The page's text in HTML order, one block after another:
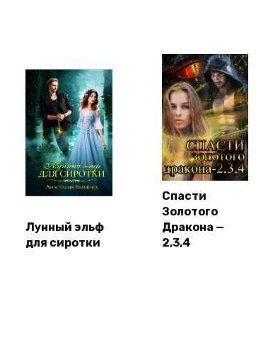
Лунный эльф
для сиротки
Спасти
Золотого
Дракона —
2,3,4